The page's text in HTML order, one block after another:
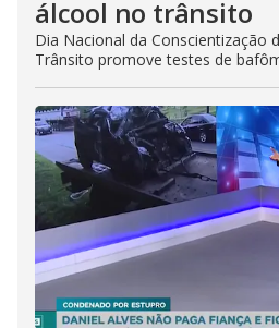
álcool no trânsito
Dia Nacional da Conscientização
Trânsito promove testes de